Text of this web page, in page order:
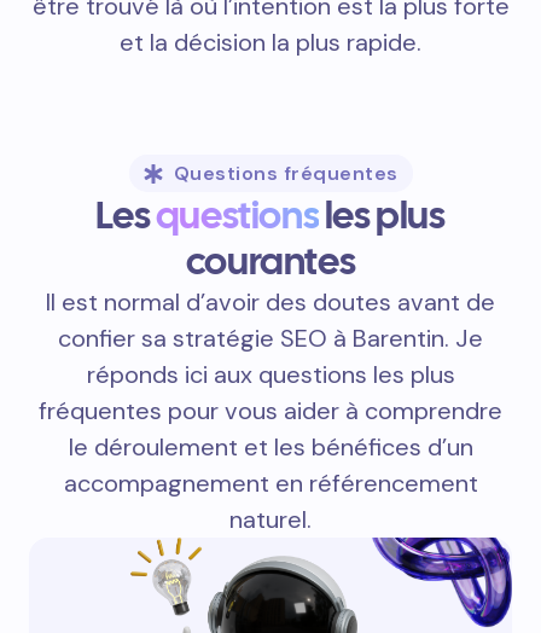
et la décision la plus rapide.
Questions fréquentes
Lesquestionsles plus
courantes
Il est normal d’avoir des doutes avant de
confier sa stratégie SEO à Barentin. Je
réponds ici aux questions les plus
fréquentes pour vous aider à comprendre
le déroulement et les bénéfices d’un
accompagnement en référencement
naturel.